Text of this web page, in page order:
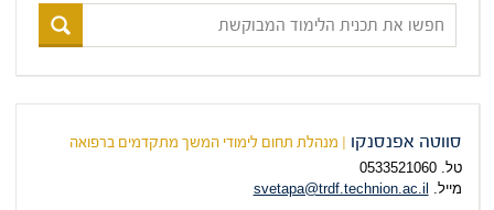
חפשו
את
תכנית
המבוקשת
סווטה אפנסנקו | מנהלת תחום לימודי המשך מתקדמים ברפואה
טל. 0533521060
מייל. svetapa@trdf.technion.ac.il